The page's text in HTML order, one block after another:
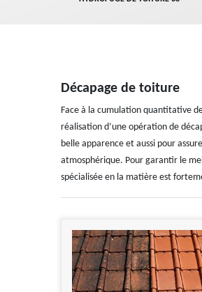
Décapage de toiture
Face à la cumulation quantitative
réalisation d’une opération de
belle apparence et aussi pour
atmosphérique. Pour garantir le
spécialisée en la matière est